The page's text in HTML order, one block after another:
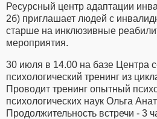
Ресурсный центр адаптации
2б) приглашает людей с
старше на инклюзивные
мероприятия.
30 июля в 14.00 на базе Центра
психологический тренинг из
Проводит тренинг опытный
психологических наук Ольга
Продолжительность встречи - 3